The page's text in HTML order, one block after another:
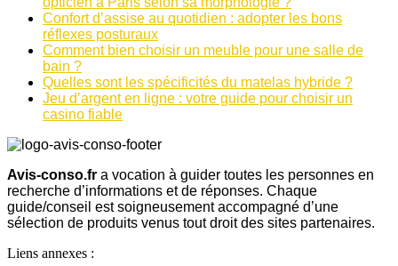
Confort d’assise au quotidien : adopter les bons
réflexes posturaux
Comment bien choisir un meuble pour une salle de
bain ?
Quelles sont les spécificités du matelas hybride ?
Jeu d’argent en ligne : votre guide pour choisir un
casino fiable
Avis-conso.fr a vocation à guider toutes les personnes en
recherche d’informations et de réponses. Chaque
guide/conseil est soigneusement accompagné d’une
sélection de produits venus tout droit des sites partenaires.
Liens annexes :